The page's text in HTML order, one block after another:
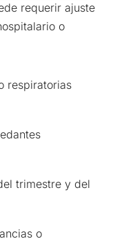
requerir ajuste
o
respiratorias
trimestre y del
o